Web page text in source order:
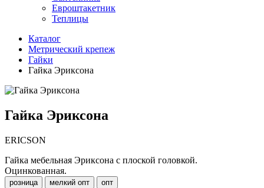
Евроштакетник
Теплицы
Каталог
Метрический крепеж
Гайки
Гайка Эриксона
Гайка Эриксона
ERICSON
Гайка мебельная Эриксона с плоской головкой.
Оцинкованная.
розница мелкий опт опт